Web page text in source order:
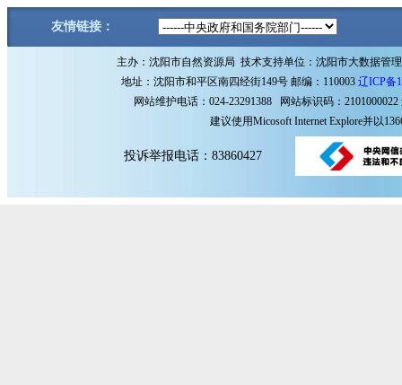
友情链接：
主办：沈阳市自然资源局 技术支持单位：沈阳市大数据管
地址：沈阳市和平区南四经街149号 邮编：110003 辽ICP备
网站维护电话：024-23291388 网站标识码：2101000022
建议使用Micosoft Internet Explore并以
投诉举报电话：83860427